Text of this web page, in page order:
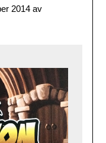
2014av